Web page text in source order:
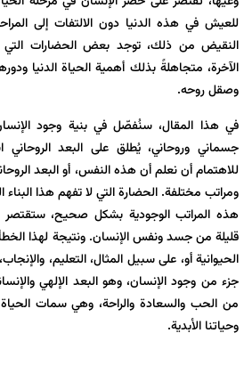
للعيش في هذه الدنيا دون الالتفات إلى
النقيض من ذلك، توجد بعض الحضارات التي
الآخرة، متجاهلةً بذلك أهمية الحياة الدنيا
وصقل روحه.
في هذا المقال، سنُفصّل في بنية وجود
جسماني وروحاني، يُطلق على البعد
للاهتمام أن نعلم أن هذه النفس، أو البعد
ومراتب مختلفة. الحضارة التي لا تفهم هذا
هذه المراتب الوجودية بشكل صحيح، ستقتصر
قليلة من جسد ونفس الإنسان. ونتيجة لهذا
الحيوانية أو، على سبيل المثال، التعليم،
جزء من وجود الإنسان، وهو البعد الإلهي
من الحب والسعادة والراحة، وهي سمات الحياة
وحياتنا الأبدية.